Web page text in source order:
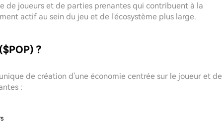
de joueurs et de parties prenantes qui contribuent à la
actif au sein du jeu et de l'écosystème plus large.
?
de création d'une économie centrée sur le joueur et de
: